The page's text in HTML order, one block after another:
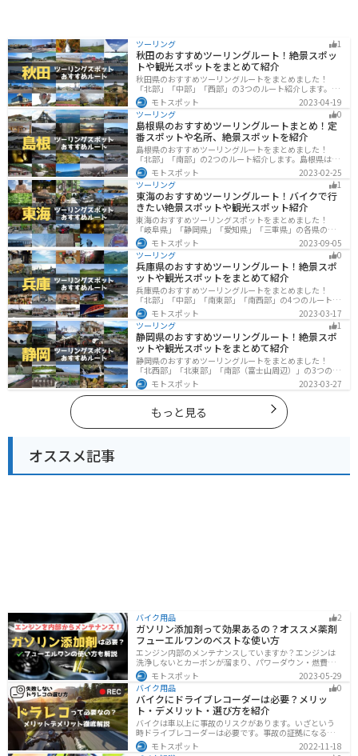
ツーリング 1
秋田のおすすめツーリングルート！絶景スポッ
トや観光スポットをまとめて紹介
秋田県のおすすめツーリングルートをまとめました！
「北部」「中部」「西部」の3つのルート紹介します。自
然豊かな山々や湖、温泉地が点在し、四季折々の景色を
楽しめるスポットが多数あります。バイクで秋田県にツ
ーリングに行く際は参考にしてください。
モトスポット
2023-04-19
ツーリング
0
島根県のおすすめツーリングルートまとめ！定
番スポットや名所、絶景スポットを紹介
島根県のおすすめツーリングルートをまとめました！
「北部」「南部」の2つのルート紹介します。島根県は、
海と山が近く、1日で全然違う景色を堪能することができ
ます。バイクで島根県にツーリングに行く際は参考にし
てください。
モトスポット
2023-02-25
ツーリング
1
東海のおすすめツーリングルート！バイクで行
きたい絶景スポットや観光スポット紹介
東海のおすすめツーリングスポットをまとめました！
「岐阜県」「静岡県」「愛知県」「三重県」の各県の観
光地紹介します。自然豊かな山々や湖、温泉地が点在
し、四季折々の景色を楽しめるスポットが多数ありま
す。バイクで東海にツーリングに行く際は参考にしてく
ださい。
モトスポット
2023-09-05
ツーリング
0
兵庫県のおすすめツーリングルート！絶景スポ
ットや観光スポットをまとめて紹介
兵庫県のおすすめツーリングルートをまとめました！
「北部」「中部」「南東部」「南西部」の4つのルート紹
介します。自然豊かな山を堪能できる北部と中部、街中
で海辺の南部と違った楽しみ方ができます。バイクで兵
庫県にツーリングに行く際は参考にしてください。
モトスポット
2023-03-17
ツーリング
1
静岡県のおすすめツーリングルート！絶景スポ
ットや観光スポットをまとめて紹介
静岡県のおすすめツーリングルートをまとめました！
「北西部」「北東部」「南部（富士山周辺）」の3つのル
ート紹介します。富士山を中心に自然豊かな景色や食事
を楽しめるスポットが多数あります。バイクで静岡県に
ツーリングに行く際は参考にしてください。
モトスポット 2023-03-27
もっと見る
オススメ記事
バイク用品 2
ガソリン添加剤って効果あるの？オススメ薬剤
フューエルワンのベストな使い方
エンジン内部のメンテナンスしていますか？エンジンは
洗浄しないとカーボンが溜まり、パワーダウン・燃費の
悪化、燃焼以上、エンジンの焼き付きなどのトラブルの
原因になります。定期的にガソリン添加剤を入れてエン
ジン内部も綺麗にしましょう。
モトスポット
2023-05-29
バイク用品
0
バイクにドライブレコーダーは必要？メリッ
ト・デメリット・選び方を紹介
バイクは車以上に事故のリスクがあります。いざという
時ドライブレコーダーは必要です。事故の証拠になるの
はもちろん、ツーリングの記録など多数のメリットがあ
ります。ドライブレコーダーのメリットデメリット、選
モトスポット
2022-11-18